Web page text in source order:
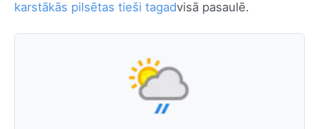
karstākās pilsētas tieši tagadvisā pasaulē.